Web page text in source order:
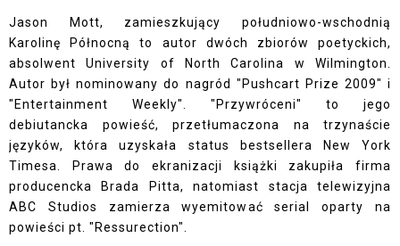
Jason Mott, zamieszkujący południowo-wschodnią
Karolinę Północną to autor dwóch zbiorów poetyckich,
absolwent University of North Carolina w Wilmington.
Autor był nominowany do nagród "Pushcart Prize 2009" i
"Entertainment Weekly". "Przywróceni" to jego
debiutancka powieść, przetłumaczona na trzynaście
języków, która uzyskała status bestsellera New York
Timesa. Prawa do ekranizacji książki zakupiła firma
producencka Brada Pitta, natomiast stacja telewizyjna
ABC Studios zamierza wyemitować serial oparty na
powieści pt. "Ressurection".